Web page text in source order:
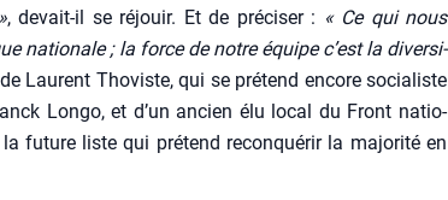
, devait-il se réjouir. Et de pré­ci­ser : « Ce qui nous
natio­nale ; la force de notre équipe c’est la diver­si­
Laurent Tho­viste, qui se pré­tend encore socia­liste
Lon­go, et d’un ancien élu local du Front natio­
la future liste qui pré­tend recon­qué­rir la majo­ri­té en